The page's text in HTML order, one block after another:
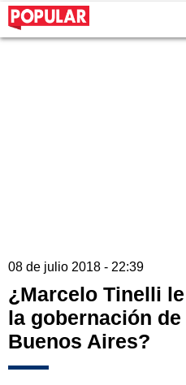
08 de julio 2018 - 22:39
¿Marcelo Tinelli
la gobernación
Buenos Aires?